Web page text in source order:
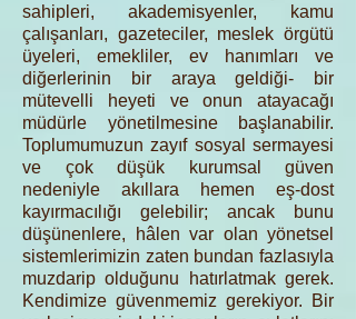
sahipleri, akademisyenler, kamu
çalışanları, gazeteciler, meslek örgütü
üyeleri, emekliler, ev hanımları ve
diğerlerinin bir araya geldiği- bir
mütevelli heyeti ve onun atayacağı
müdürle yönetilmesine başlanabilir.
Toplumumuzun zayıf sosyal sermayesi
ve çok düşük kurumsal güven
nedeniyle akıllara hemen eş-dost
kayırmacılığı gelebilir; ancak bunu
düşünenlere, hâlen var olan yönetsel
sistemlerimizin zaten bundan fazlasıyla
muzdarip olduğunu hatırlatmak gerek.
Kendimize güvenmemiz gerekiyor. Bir